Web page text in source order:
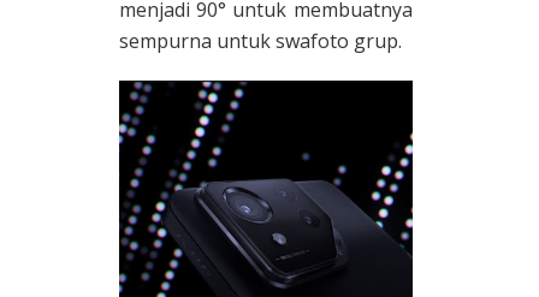
menjadi 90° untuk membuatnya
sempurna untuk swafoto grup.